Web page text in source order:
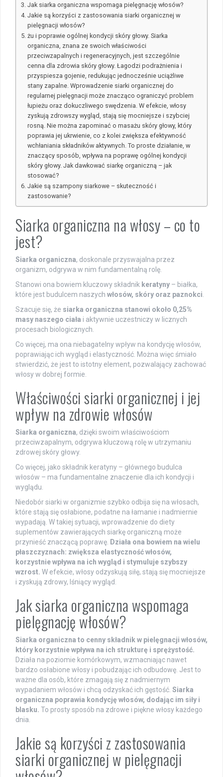
Jak siarka organiczna wspomaga pielęgnację włosów?
Jakie są korzyści z zastosowania siarki organicznej w
pielęgnacji włosów?
żu i poprawie ogólnej kondycji skóry głowy. Siarka
organiczna, znana ze swoich właściwości
przeciwzapalnych i regeneracyjnych, jest szczególnie
cenna dla zdrowia skóry głowy. Łagodzi podrażnienia i
przyspiesza gojenie, redukując jednocześnie uciążliwe
stany zapalne. Wprowadzenie siarki organicznej do
regularnej pielęgnacji może znacząco ograniczyć problem
łupieżu oraz dokuczliwego swędzenia. W efekcie, włosy
zyskują zdrowszy wygląd, stają się mocniejsze i szybciej
rosną. Nie można zapominać o masażu skóry głowy, który
poprawia jej ukrwienie, co z kolei zwiększa efektywność
wchłaniania składników aktywnych. To proste działanie, w
znaczący sposób, wpływa na poprawę ogólnej kondycji
skóry głowy. Jak dawkować siarkę organiczną – jak
stosować?
Jakie są szampony siarkowe – skuteczność i
zastosowanie?
Siarka organiczna na włosy – co to
jest?
Siarka organiczna, doskonale przyswajalna przez
organizm, odgrywa w nim fundamentalną rolę.
Stanowi ona bowiem kluczowy składnik keratyny – białka,
które jest budulcem naszych włosów, skóry oraz paznokci
Szacuje się, że siarka organiczna stanowi około 0,25%
masy naszego ciała i aktywnie uczestniczy w licznych
procesach biologicznych.
Co więcej, ma ona niebagatelny wpływ na kondycję włosów,
poprawiając ich wygląd i elastyczność. Można więc śmiało
stwierdzić, że jest to istotny element, pozwalający zachować
włosy w dobrej formie.
Właściwości siarki organicznej i jej
wpływ na zdrowie włosów
Siarka organiczna, dzięki swoim właściwościom
przeciwzapalnym, odgrywa kluczową rolę w utrzymaniu
zdrowej skóry głowy.
Co więcej, jako składnik keratyny – głównego budulca
włosów – ma fundamentalne znaczenie dla ich kondycji i
wyglądu.
Niedobór siarki w organizmie szybko odbija się na włosach,
które stają się osłabione, podatne na łamanie i nadmiernie
wypadają. W takiej sytuacji, wprowadzenie do diety
suplementów zawierających siarkę organiczną może
przynieść znaczącą poprawę. Działa ona bowiem na wielu
płaszczyznach: zwiększa elastyczność włosów,
korzystnie wpływa na ich wygląd i stymuluje szybszy
wzrost. W efekcie, włosy odzyskują siłę, stają się mocniejsze
i zyskują zdrowy, lśniący wygląd.
Jak siarka organiczna wspomaga
pielęgnację włosów?
Siarka organiczna to cenny składnik w pielęgnacji włosów,
który korzystnie wpływa na ich strukturę i sprężystość.
Działa na poziomie komórkowym, wzmacniając nawet
bardzo osłabione włosy i pobudzając ich odbudowę. Jest to
ważne dla osób, które zmagają się z nadmiernym
wypadaniem włosów i chcą odzyskać ich gęstość. Siarka
organiczna poprawia kondycję włosów, dodając im siły i
blasku. To prosty sposób na zdrowe i piękne włosy każdego
dnia.
Jakie są korzyści z zastosowania
siarki organicznej w pielęgnacji